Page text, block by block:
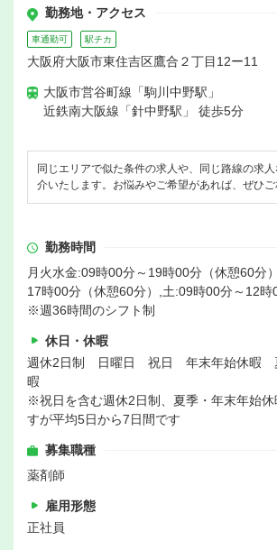
勤務地・アクセス
車通勤可 駅チカ
大阪府大阪市東住吉区鷹合２丁目12ー11
大阪市営谷町線「駒川中野駅」
近鉄南大阪線「針中野駅」 徒歩5分
同じエリアで似た条件の求人や、同じ路線の求
介いたします。お悩みやご希望があれば、ぜひ
勤務時間
月火水金:09時00分～19時00分（休憩60分
17時00分（休憩60分）,土:09時00分～12時
※週36時間のシフト制
休日・休暇
週休2日制 日曜日 祝日 年末年始休暇
暇
※祝日を含む週休2日制、夏季・年末年始休
すが平均5日から7日間です
募集職種
薬剤師
雇用形態
正社員